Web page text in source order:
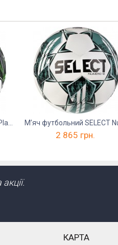
2 865 грн.
КАРТА